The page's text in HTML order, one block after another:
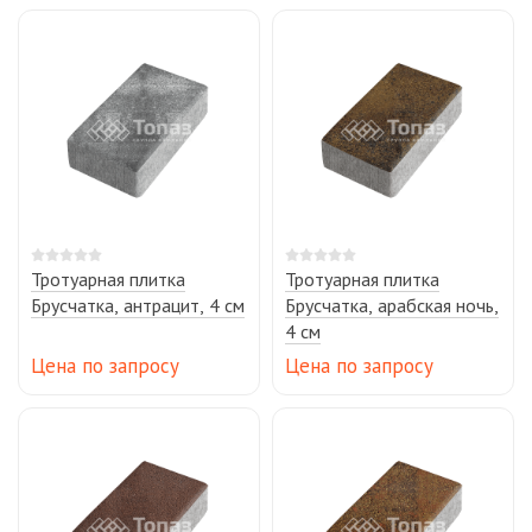
Тротуарная плитка
Брусчатка, антрацит, 4 см
Цена по запросу
Тротуарная плитка
Брусчатка, арабская ночь,
4 см
Цена по запросу